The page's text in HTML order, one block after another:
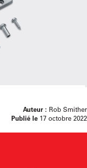
Auteur : Rob Smither
Publié le 17 octobre 2022